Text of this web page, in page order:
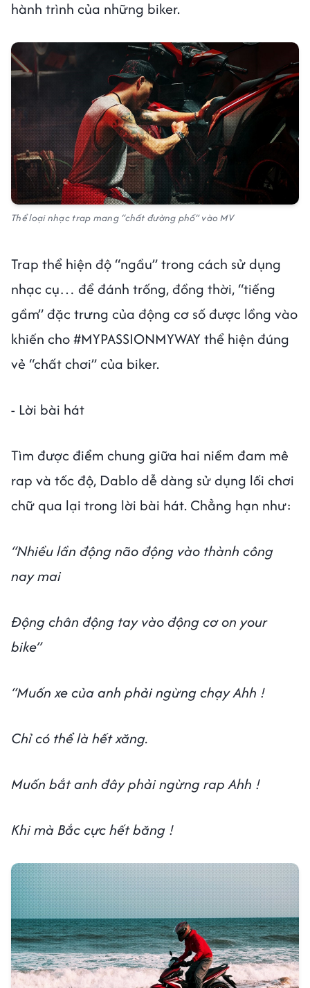
hành trình của những biker.
Thể loại nhạc trap mang “chất đường phố” vào MV
Trap thể hiện độ “ngầu” trong cách sử dụng
nhạc cụ… để đánh trống, đồng thời, “tiếng
gầm” đặc trưng của động cơ số được lồng vào
khiến cho #MYPASSIONMYWAY thể hiện đúng
vẻ “chất chơi” của biker.
- Lời bài hát
Tìm được điểm chung giữa hai niềm đam mê
rap và tốc độ, Dablo dễ dàng sử dụng lối chơi
chữ qua lại trong lời bài hát. Chẳng hạn như:
“Nhiều lần động não động vào thành công
nay mai
Động chân động tay vào động cơ on your
bike”
“Muốn xe của anh phải ngừng chạy Ahh !
Chỉ có thể là hết xăng.
Muốn bắt anh đây phải ngừng rap Ahh !
Khi mà Bắc cực hết băng !